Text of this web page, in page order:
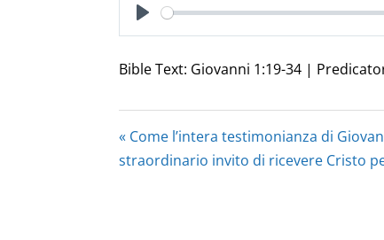
Play
Bible Text: Giovanni 1:19-34 |
« Come l’intera testimonianza di
straordinario invito di ricevere Cristo